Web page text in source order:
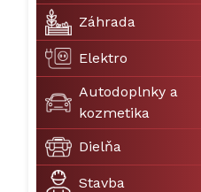
Záhrada
Elektro
Autodoplnky a
kozmetika
Dielňa
Stavba